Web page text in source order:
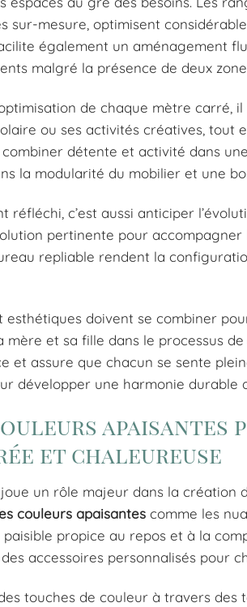
sur-mesure, optimisent
également un aménagement
malgré la présence de deux
de chaque mètre carré,
ou ses activités créatives, tout
détente et activité dans
la modularité du mobilier et une
réfléchi, c’est aussi anticiper
pertinente pour
repliable rendent la
esthétiques doivent se combiner
mère et sa fille dans le processus
et assure que chacun se sente
développer une harmonie durable
apaisantes
et chaleureuse
un rôle majeur dans la création
couleurs apaisantes comme les
propice au repos et à la
accessoires personnalisés pour
touches de couleur à travers